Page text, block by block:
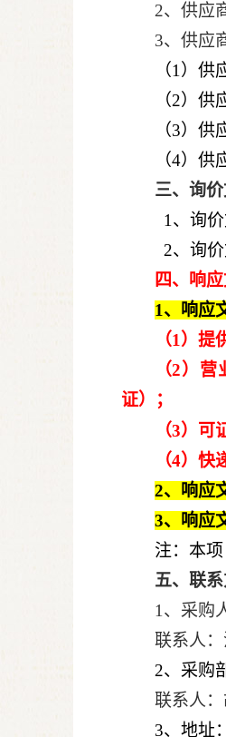
2、供应
3、供应
（1）供
（2）
（3）
（4）
三、询
1、询
2、询
四、响
1、响应
（1）
（2）
证）；
（3）
可
（4）快
2、响应
3、响应
注：本
五、联
1、采购
联系
2、采购
联系人：
3、地址